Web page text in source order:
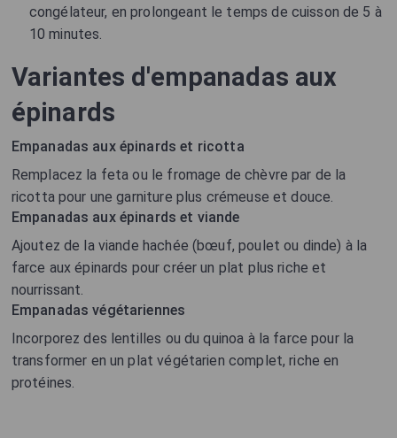
congélateur, en prolongeant le temps de cuisson de 5 à
10 minutes.
Variantes d'empanadas aux
épinards
Empanadas aux épinards et ricotta
Remplacez la feta ou le fromage de chèvre par de la
ricotta pour une garniture plus crémeuse et douce.
Empanadas aux épinards et viande
Ajoutez de la viande hachée (bœuf, poulet ou dinde) à la
farce aux épinards pour créer un plat plus riche et
nourrissant.
Empanadas végétariennes
Incorporez des lentilles ou du quinoa à la farce pour la
transformer en un plat végétarien complet, riche en
protéines.